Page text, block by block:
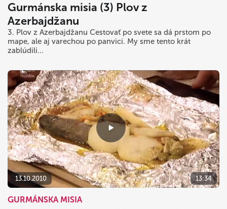
Gurmánska misia (3) Plov z
Azerbajdžanu
3. Plov z Azerbajdžanu Cestovať po svete sa dá prstom po
mape, ale aj varechou po panvici. My sme tento krát
zablúdili...
13.10.2010 13:34
GURMÁNSKA MISIA